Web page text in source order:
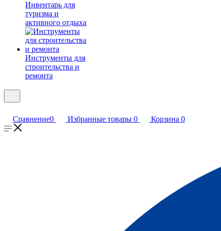
Инвентарь для
туризма и
активного отдыха
Инструменты для
строительства и
ремонта
Сравнение0 Избранные товары 0 Корзина 0